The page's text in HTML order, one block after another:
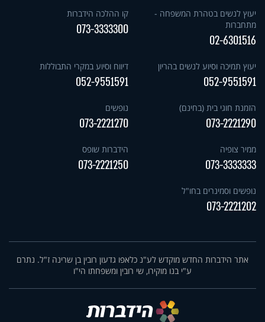
יעוץ לנשים בטהרת המשפחה -
מתחברות
02-6301516
קו ההלכה הידברות
073-3333300
יעוץ תמיכה וסיוע לנשים בהריון
052-9551591
דיווח וסיוע במקרי התבוללות
052-9551591
הזמנת חוגי בית (בחינם)
073-2221290
נופשים
073-2221270
ממיר צופיה
073-3333333
הידברות שופס
073-2221250
נופשים וסמינרים בחו"ל
073-2221202
אתר הידברות החדש מוקדש לע"נ כלאפו גדעון רובין בן שרינה ז"ל. נתרם
ע"י בנו מוקירו, שי רובין ומשפחתו הי"ו